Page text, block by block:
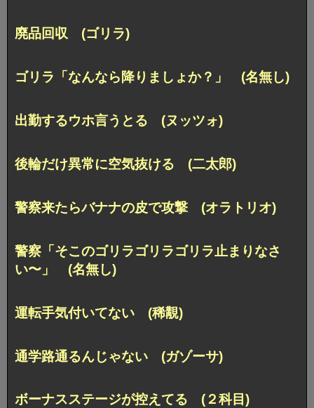
廃品回収 (ゴリラ)
ゴリラ「なんなら降りましょか？」 (名無し)
出勤するウホ言うとる (ヌッツォ)
後輪だけ異常に空気抜ける (二太郎)
警察来たらバナナの皮で攻撃 (オラトリオ)
警察「そこのゴリラゴリラゴリラ止まりなさ
い〜」 (名無し)
運転手気付いてない (稀覯)
通学路通るんじゃない (ガゾーサ)
ボーナスステージが控えてる (２科目)